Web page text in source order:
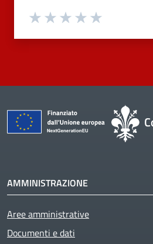
Valuta 4 stelle su
Valuta 3 stelle su 5
Valuta 2 stelle su 5
Valuta 1 stelle su 5
AMMINISTRAZIONE
Aree amministrative
Documenti e dati